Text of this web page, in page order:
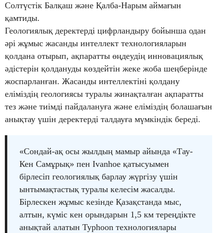
Солтүстік Балқаш және Қалба-Нарым аймағын
қамтиды.
Геологиялық деректерді цифрландыру бойынша одан
әрі жұмыс жасанды интеллект технологияларын
қолдана отырып, ақпаратты өңдеудің инновациялық
әдістерін қолдануды көздейтін жеке жоба шеңберінде
жоспарланған. Жасанды интеллектіні қолдану
еліміздің геологиясы туралы жинақталған ақпаратты
тез және тиімді пайдалануға және еліміздің болашағын
анықтау үшін деректерді талдауға мүмкіндік береді.
«Сондай-ақ осы жылдың мамыр айында «Тау-
Кен Самұрық» пен Ivanhoe қатысуымен
бірлесіп геологиялық барлау жүргізу үшін
ынтымақтастық туралы келесім жасалды.
Бірлескен жұмыс кезінде Қазақстанда мыс,
алтын, күміс кен орындарын 1,5 км тереңдікте
анықтай алатын Typhoon технологиялары